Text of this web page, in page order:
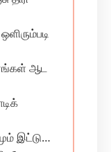
ஆட
இட்டு…